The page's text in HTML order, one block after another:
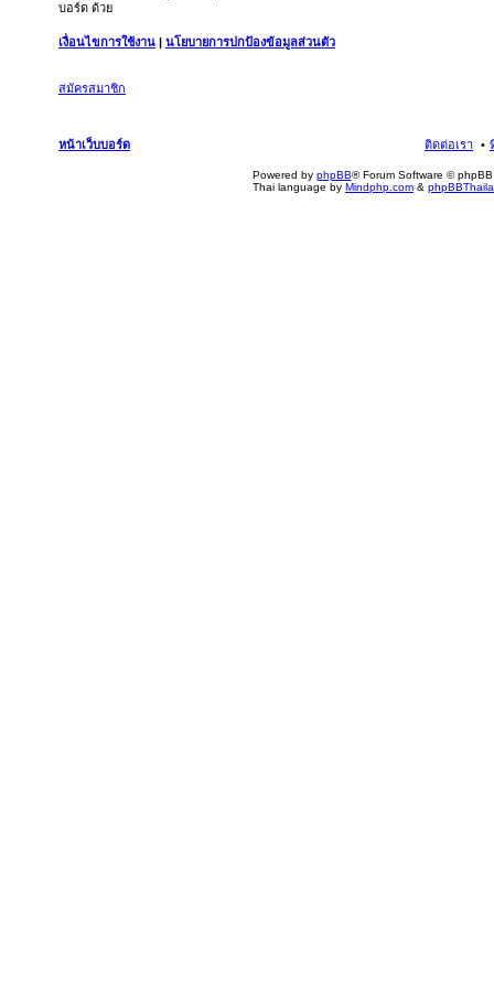
บอร์ด ด้วย
เงื่อนไขการใช้งาน | นโยบายการปกป้องข้อมูลส่วนตัว
สมัครสมาชิก
หน้าเว็บบอร์ด ติดต่อเรา
Powered by phpBB® Forum Software © phpBB
Thai language by Mindphp.com &